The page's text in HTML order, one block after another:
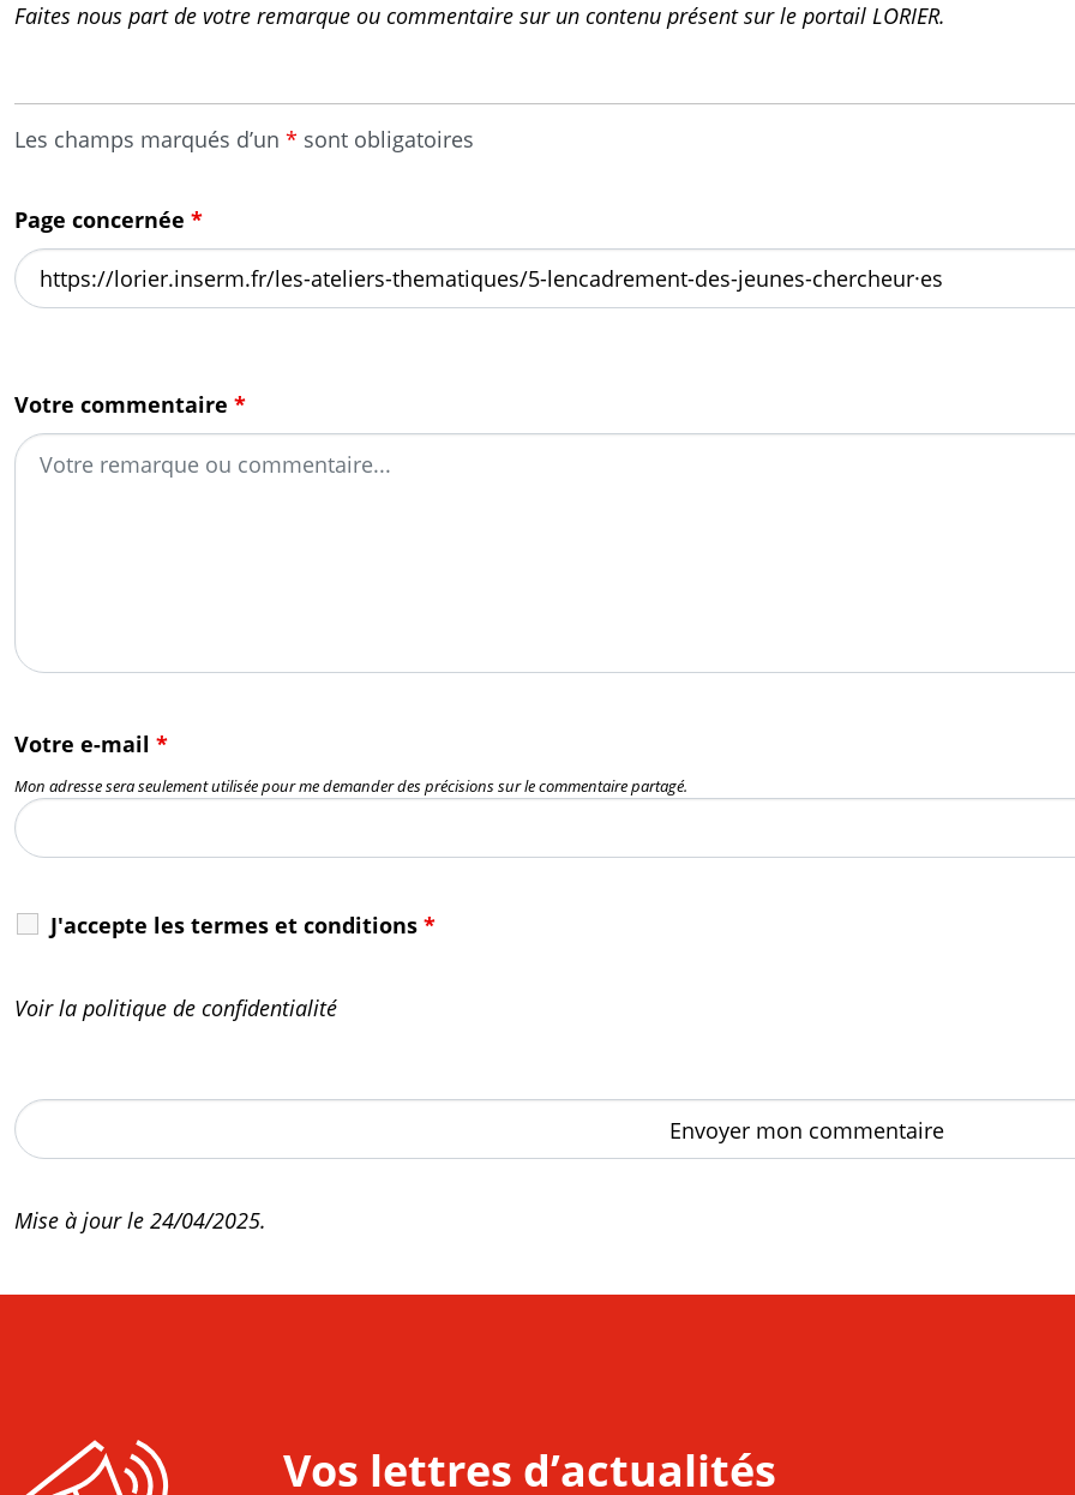
Faites nous part de votre remarque ou commentaire sur un contenu présent sur le portail LORIER.
Les champs marqués d’un * sont obligatoires
Page concernée *
Votre commentaire *
Votre e-mail *
Mon adresse sera seulement utilisée pour me demander des précisions sur le commentaire partagé.
J'accepte les termes et conditions *
Voir la politique de confidentialité
Mise à jour le 24/04/2025.
Vos lettres d’actualités